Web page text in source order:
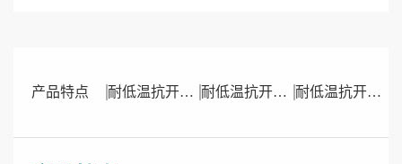
产品特点 耐低温抗开裂特性 耐低温抗开裂特性 耐低温抗开裂特性